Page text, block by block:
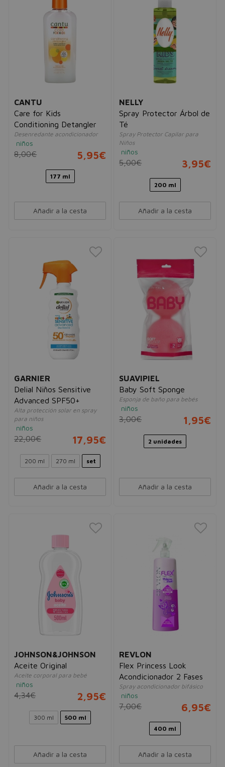
CANTU
Care for Kids
Conditioning Detangler
Desenredante acondicionador
niños
8,00€ 5,95€
177 ml
Añadir a la cesta
NELLY
Spray Protector Árbol de
Té
Spray Protector Capilar para
Niños
niños
5,00€ 3,95€
200 ml
Añadir a la cesta
GARNIER
Delial Niños Sensitive
Advanced SPF50+
Alta protección solar en spray
para niños
niños
22,00€ 17,95€
200 ml 270 ml set
Añadir a la cesta
SUAVIPIEL
Baby Soft Sponge
Esponja de baño para bebés
niños
3,00€ 1,95€
2 unidades
Añadir a la cesta
JOHNSON&JOHNSON
Aceite Original
Aceite corporal para bebé
niños
4,34€ 2,95€
300 ml 500 ml
Añadir a la cesta
REVLON
Flex Princess Look
Acondicionador 2 Fases
Spray acondicionador bifásico
niños
7,00€ 6,95€
400 ml
Añadir a la cesta